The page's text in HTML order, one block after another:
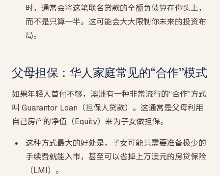
时，通常会将这笔联名贷款的全额负债算在你头上，
而不是只算一半。这可能会大大限制你未来的投资布
局。
父母担保：华人家庭常见的“合作”模式
如果年轻人首付不够，澳洲有一种非常流行的“合作”方式
叫 Guarantor Loan（担保人贷款）。这通常是父母利用
自己房产的净值（Equity）来为子女做担保。
这种方式最大的好处是，子女可能只需要准备极少的
手续费就能入市，甚至可以省掉上万澳元的房贷保险
（LMI）。